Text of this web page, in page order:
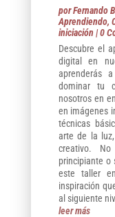
porFernando
Aprendiendo,
iniciación | 0
Descubre el
digital en
aprenderás
dominar tu
nosotros en
en imágenes
técnicas
arte de la
creativo.
principiante o
este taller
inspiración
al siguiente
leer más